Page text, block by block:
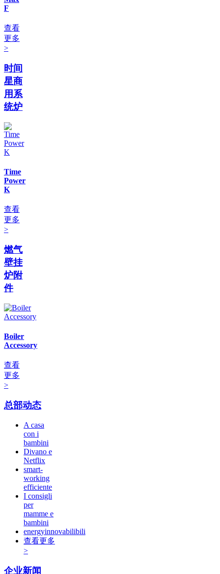
F
查看
更多
>
时间
星商
用系
统炉
Time
Power
K
查看
更多
>
燃气
壁挂
炉附
件
Boiler
Accessory
查看
更多
>
总部动态
A casa
con i
bambini
Divano e
Netflix
smart-
working
efficiente
I consigli
per
mamme e
bambini
energyinnovabilibili
查看更多
>
企业新闻